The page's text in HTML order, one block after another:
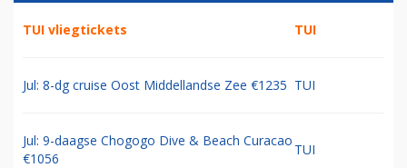
TUI vliegtickets TUI
Jul: 8-dg cruise Oost Middellandse Zee €1235 TUI
Jul: 9-daagse Chogogo Dive & Beach Curacao
€1056
TUI